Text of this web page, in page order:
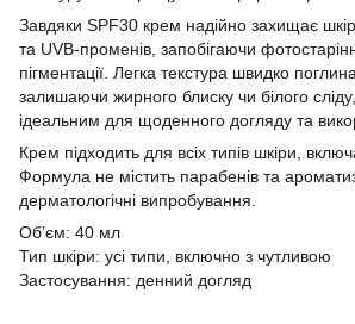
Завдяки SPF30 крем надійно захищає
та UVB-променів, запобігаючи
пігментації. Легка текстура швидко
залишаючи жирного блиску чи білого
ідеальним для щоденного догляду та
Крем підходить для всіх типів шкіри,
Формула не містить парабенів та
дерматологічні випробування.
Об’єм: 40 мл
Тип шкіри: усі типи, включно з чутливою
Застосування: денний догляд